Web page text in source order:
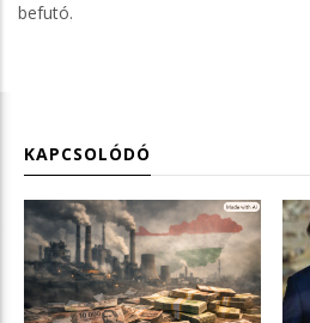
befutó.
KAPCSOLÓDÓ